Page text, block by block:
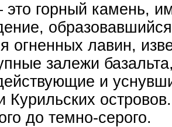
это горный камень,
образовавшийся
огненных лавин,
залежи
и
Курильских
до темно-серого.